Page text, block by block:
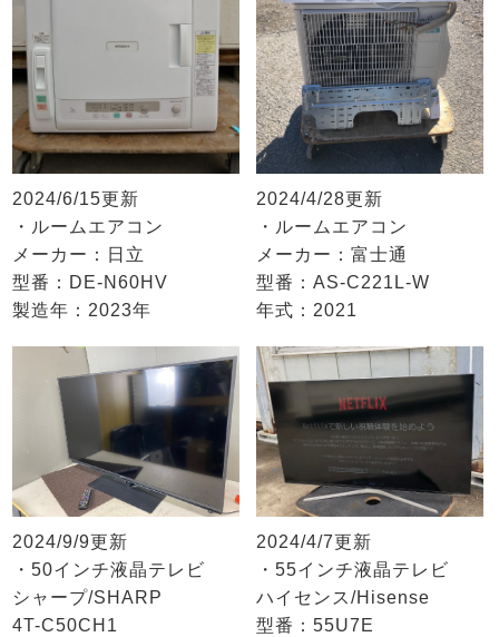
2024/6/15更新
・ルームエアコン
メーカー：日立
型番：DE-N60HV
製造年：2023年
2024/4/28更新
・ルームエアコン
メーカー：富士通
型番：AS-C221L-W
年式：2021
2024/9/9更新
・50インチ液晶テレビ
シャープ/SHARP
4T-C50CH1
2024/4/7更新
・55インチ液晶テレビ
ハイセンス/Hisense
型番：55U7E